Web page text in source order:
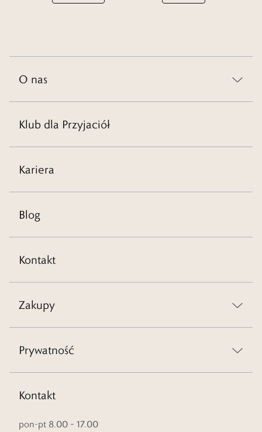
O nas
Klub dla Przyjaciół
Kariera
Blog
Kontakt
Zakupy
Prywatność
Kontakt
pon-pt 8.00 – 17.00